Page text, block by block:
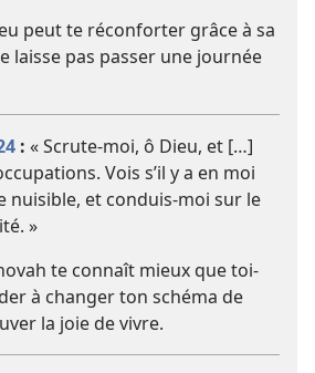
peut te réconforter grâce à sa
laisse pas passer une journée
: « Scrute-moi, ô Dieu, et […]
Vois s’il y a en moi
nuisible, et conduis-moi sur le
»
te connaît mieux que toi-
à changer ton schéma de
la joie de vivre.